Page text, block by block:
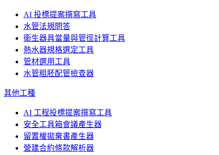
AI 投標提案撰寫工具
水管法規問答
衛生器具當量與管徑計算工具
熱水器規格選定工具
管材選用工具
水管粗胚配管檢查器
其他工種
AI 工程投標提案撰寫工具
安全工具箱會議產生器
留置權拋棄書產生器
營建合約條款解析器